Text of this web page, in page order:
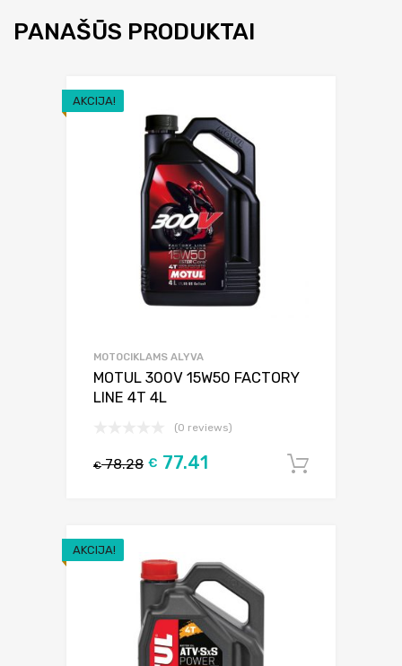
PANAŠŪS PRODUKTAI
AKCIJA!
MOTOCIKLAMS ALYVA
MOTUL 300V 15W50 FACTORY
LINE 4T 4L
(0 reviews)
€78.28 € 77.41
AKCIJA!